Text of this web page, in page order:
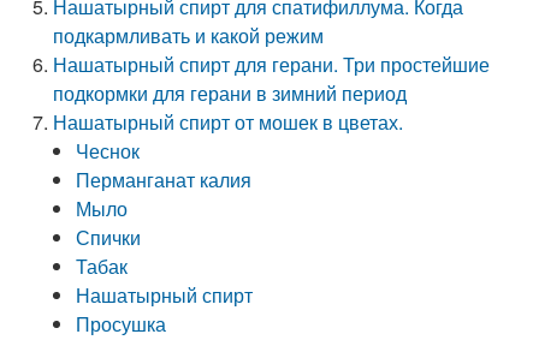
Нашатырный спирт для спатифиллума. Когда
подкармливать и какой режим
Нашатырный спирт для герани. Три простейшие
подкормки для герани в зимний период
Нашатырный спирт от мошек в цветах.
Чеснок
Перманганат калия
Мыло
Спички
Табак
Нашатырный спирт
Просушка